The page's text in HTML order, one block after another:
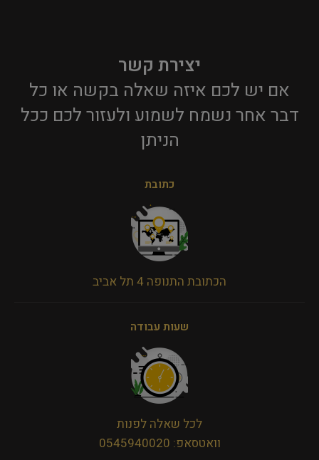
יצירת קשר
אם יש לכם איזה שאלה בקשה או כל
דבר אחר נשמח לשמוע ולעזור לכם ככל
הניתן​
כתובת
הכתובת התנופה 4 תל אביב
שעות עבודה
לכל שאלה לפנות
וואטסאפ: 0545940020